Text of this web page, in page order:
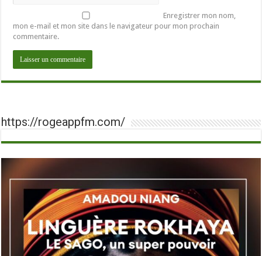
Enregistrer mon nom,
mon e-mail et mon site dans le navigateur pour mon prochain
commentaire.
https://rogeappfm.com/